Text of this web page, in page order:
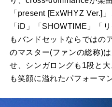
「present [ExWHYZ Ver.]
「iD」「SHOWTIME」「
もバンドセットならではの
のマスター(ファンの総称)
せ、シンガロングも1段と
も笑顔に溢れたパフォーマ